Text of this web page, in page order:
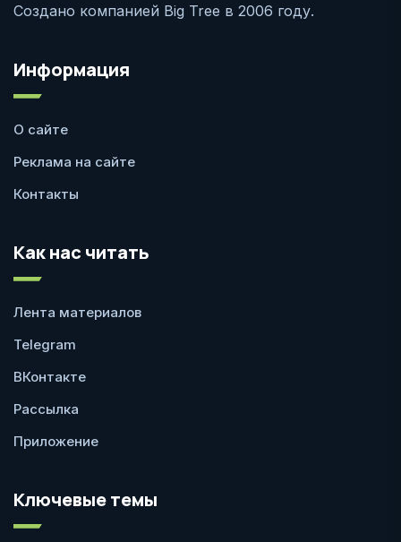
Создано компанией Big Tree в 2006 году.
Информация
О сайте
Реклама на сайте
Контакты
Как нас читать
Лента материалов
Telegram
ВКонтакте
Рассылка
Приложение
Ключевые темы